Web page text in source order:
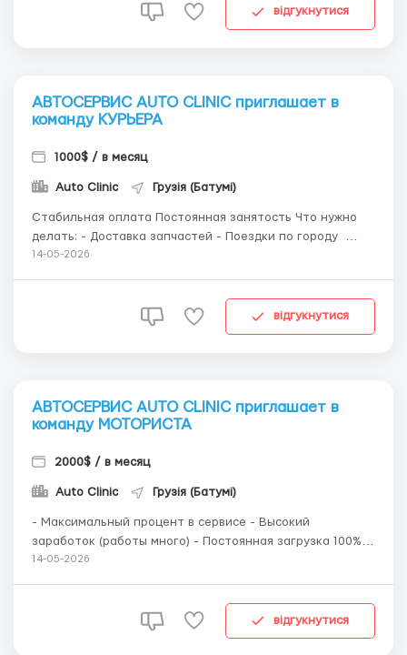
запчастей ✅ У нас: &bul...
відгукнутися
АВТОСЕРВИС AUTO CLINIC приглашает в
команду КУРЬЕРА
1000$ / в месяц
Auto Clinic Грузія (Батумі)
Стабильная оплата Постоянная занятость Что нужно
делать: - Доставка запчастей - Поездки по городу
Требования: - Ответственность - Пунктуальность -
14-05-2026
відгукнутися
АВТОСЕРВИС AUTO CLINIC приглашает в
команду МОТОРИСТА
2000$ / в месяц
Auto Clinic Грузія (Батумі)
- Максимальный процент в сервисе - Высокий
заработок (работы много) - Постоянная загрузка 100%
🔧 Что нужно делать: - Диагностика двигателей -
⚠️ Важно - Только трезвый образ жизни ...
14-05-2026
відгукнутися